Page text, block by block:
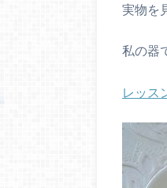
実物を
私の器
レッス